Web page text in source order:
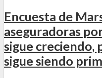
Encuesta de
aseguradoras
sigue creciendo,
sigue siendo